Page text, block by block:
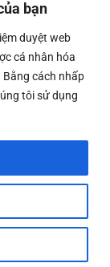
bạn
duyệt web
cá nhân hóa
cách nhấp
tôi sử dụng
0108783483
Đầu Tư Tp. Hà
Reserved